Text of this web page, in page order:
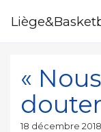
«
Publié
18 décembre 2018